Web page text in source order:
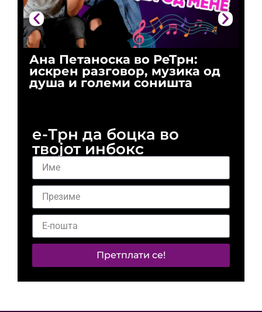
Ана Петаноска во РеТрн:
искрен разговор, музика од
душа и големи соништа
е-Трн да боцка во
твојот инбокс
Претплати се!